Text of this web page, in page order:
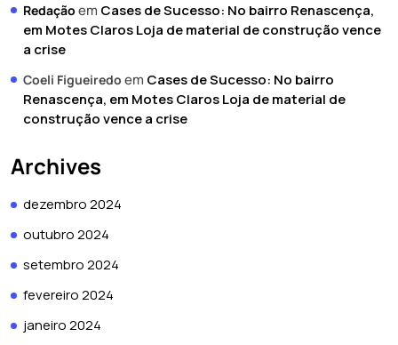
Redação em Cases de Sucesso: No bairro Renascença,
em Motes Claros Loja de material de construção vence
a crise
Coeli Figueiredo em Cases de Sucesso: No bairro
Renascença, em Motes Claros Loja de material de
construção vence a crise
Archives
dezembro 2024
outubro 2024
setembro 2024
fevereiro 2024
janeiro 2024